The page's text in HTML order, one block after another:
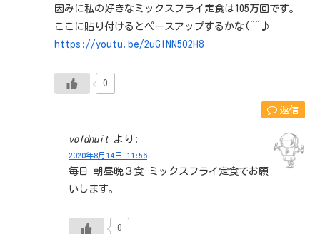
因みに私の好きなミックスフライ定食は105万回です。
ここに貼り付けるとペースアップするかな(^^♪
https://youtu.be/2uGINN5O2H8
0
返信
voldnuit より:
2020年8月14日 11:56
毎日 朝昼晩３食 ミックスフライ定食でお願
いします。
0